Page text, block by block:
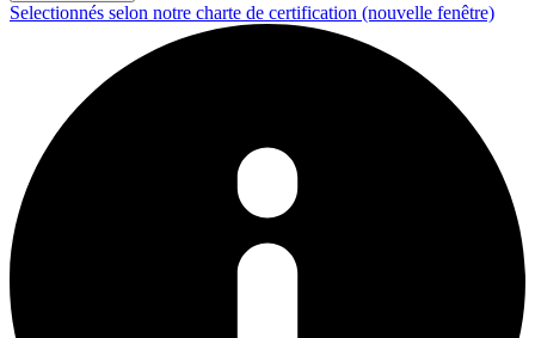
Selectionnés selon notre charte de certification (nouvelle fenêtre)